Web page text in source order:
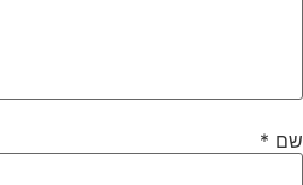
שם *